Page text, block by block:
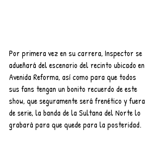
Por primera vez en su carrera, Inspector se
adueñará del escenario del recinto ubicado en
Avenida Reforma, así como para que todos
sus fans tengan un bonito recuerdo de este
show, que seguramente será frenético y fuera
de serie, la banda de la Sultana del Norte lo
grabará para que quede para la posteridad.